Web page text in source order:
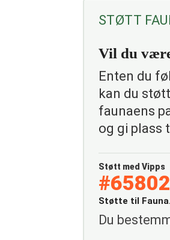
STØTT
Vil du
Enten du
kan du
faunaens
og gi plass
Støtt med Vipps
Støtte til
Du